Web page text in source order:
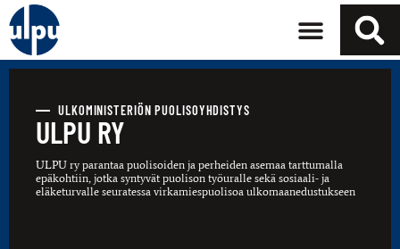
ULKOMINISTERIÖN PUOLISOYHDISTYS
ULPU RY
ULPU ry parantaa puolisoiden ja perheiden asemaa tarttumalla
epäkohtiin, jotka syntyvät puolison työuralle sekä sosiaali- ja
eläketurvalle seuratessa virkamiespuolisoa ulkomaanedustukseen